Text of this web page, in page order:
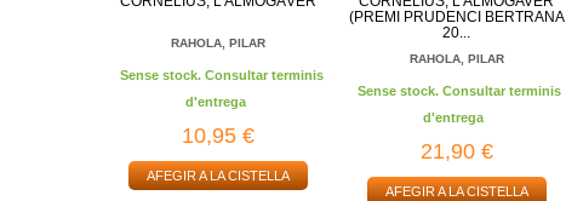
RAHOLA, PILAR
Sense stock. Consultar terminis
d'entrega
10,95 €
AFEGIR A LA CISTELLA
(PREMI PRUDENCI BERTRANA
20...
RAHOLA, PILAR
Sense stock. Consultar terminis
d'entrega
21,90 €
AFEGIR A LA CISTELLA